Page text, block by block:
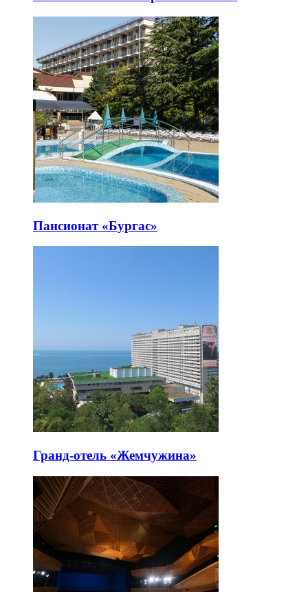
Пансионат «Бургас»
Гранд-отель «Жемчужина»